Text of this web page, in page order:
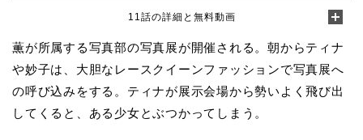
11話の詳細と無料動画
薫が所属する写真部の写真展が開催される。朝からティナ
や妙子は、大胆なレースクイーンファッションで写真展へ
の呼び込みをする。ティナが展示会場から勢いよく飛び出
してくると、ある少女とぶつかってしまう。